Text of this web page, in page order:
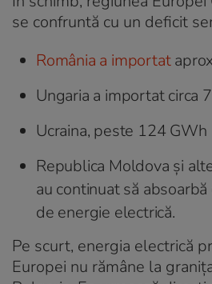
se confruntă cu un deficit
România a importat
Ungaria a importat circa
Ucraina, peste 124 GWh
Republica Moldova și
au continuat să
de energie electrică.
Pe scurt, energia electrică
Europei nu rămâne la